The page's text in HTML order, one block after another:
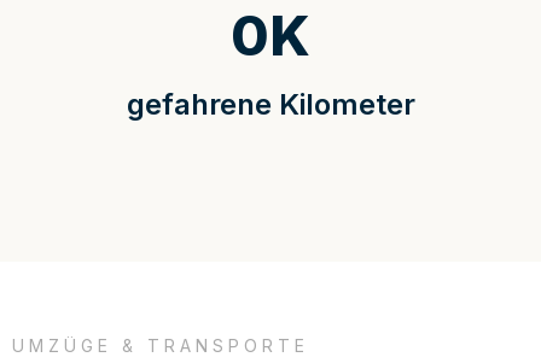
gefahrene Kilometer
0K
UMZÜGE & TRANSPORTE